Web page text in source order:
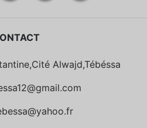
Alwajd,Tébéssa